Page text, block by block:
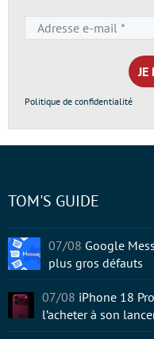
Politique de confidentialité
TOM'S GUIDE
07/08 Google
plus gros défauts
07/08 iPhone 18
l’acheter à son